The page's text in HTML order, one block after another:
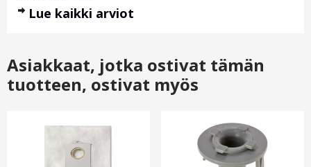
Lue kaikki arviot
Asiakkaat, jotka ostivat tämän
tuotteen, ostivat myös